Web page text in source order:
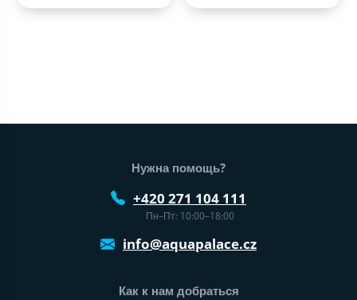
Нижний колонтитул веб-сайта
Нужна помощь?
+420 271 104 111
Пн–Пт: 10:00–18:00
info@aquapalace.cz
Как к нам добраться